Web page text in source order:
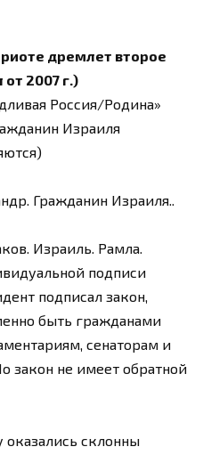
дремлет второе
2007 г.)
Россия/Родина»
Израиля
Гражданин Израиля..
Израиль. Рамла.
подписи
подписал закон,
быть гражданами
сенаторам и
не имеет обратной
склонны